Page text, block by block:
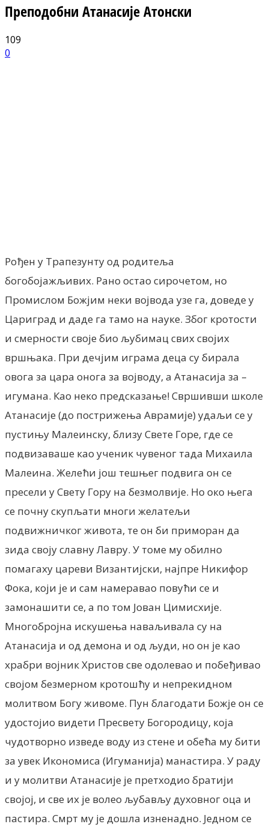
Преподобни Атанасије Атонски
109
0
Рођен у Трапезунту од родитеља
богобојажљивих. Рано остао сирочетом, но
Промислом Божјим неки војвода узе га, доведе у
Цариград и даде га тамо на науке. Због кротости
и смерности своје био љубимац свих својих
вршњака. При дечјим играма деца су бирала
овога за цара онога за војводу, а Атанасија за –
игумана. Као неко предсказање! Свршивши школе
Атанасије (до пострижења Аврамије) удаљи се у
пустињу Малеинску, близу Свете Горе, где се
подвизаваше као ученик чувеног тада Михаила
Малеина. Желећи још тешњег подвига он се
пресели у Свету Гору на безмолвије. Но око њега
се почну скупљати многи желатељи
подвижничког живота, те он би приморан да
зида своју славну Лавру. У томе му обилно
помагаху цареви Византијски, најпре Никифор
Фока, који је и сам намеравао повући се и
замонашити се, а по том Јован Цимисхије.
Многобројна искушења наваљивала су на
Атанасија и од демона и од људи, но он је као
храбри војник Христов све одолевао и побеђивао
својом безмерном кротошћу и непрекидном
молитвом Богу живоме. Пун благодати Божје он се
удостојио видети Пресвету Богородицу, која
чудотворно изведе воду из стене и обећа му бити
за увек Икономиса (Игуманија) манастира. У раду
и у молитви Атанасије је претходио братији
својој, и све их је волео љубављу духовног оца и
пастира. Смрт му је дошла изненадно. Једном се